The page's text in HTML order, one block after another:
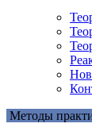
Методы